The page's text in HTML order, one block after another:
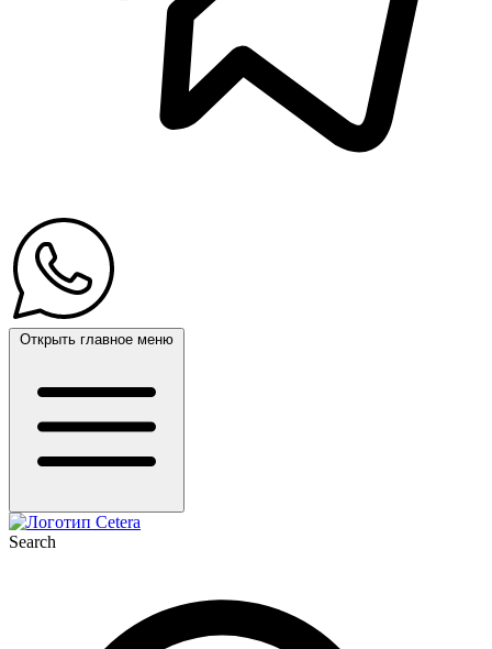
Открыть главное меню
Search